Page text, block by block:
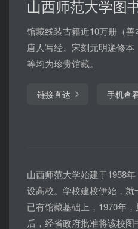
山西师范大学图
馆藏线装古籍近10万册（
唐人写经、宋刻元明递修本
等均为珍贵馆藏。
链接直达 手机查
山西师范大学始建于1958
设高校。学校建校伊始，
已有馆藏基础上，1970年
后，经省政府批准将该校